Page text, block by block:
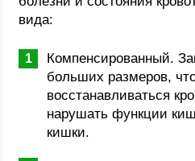
вида:
Компенсированный.
больших размеров,
восстанавливаться
нарушать функции
кишки.